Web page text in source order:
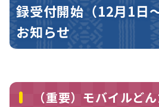
録受付開始（12月1日
お知らせ
（重要）モバイルど